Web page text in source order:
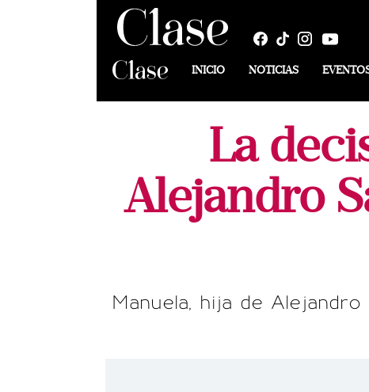
INICIO NOTICIAS
La
Alejandro
Manuela, hija de